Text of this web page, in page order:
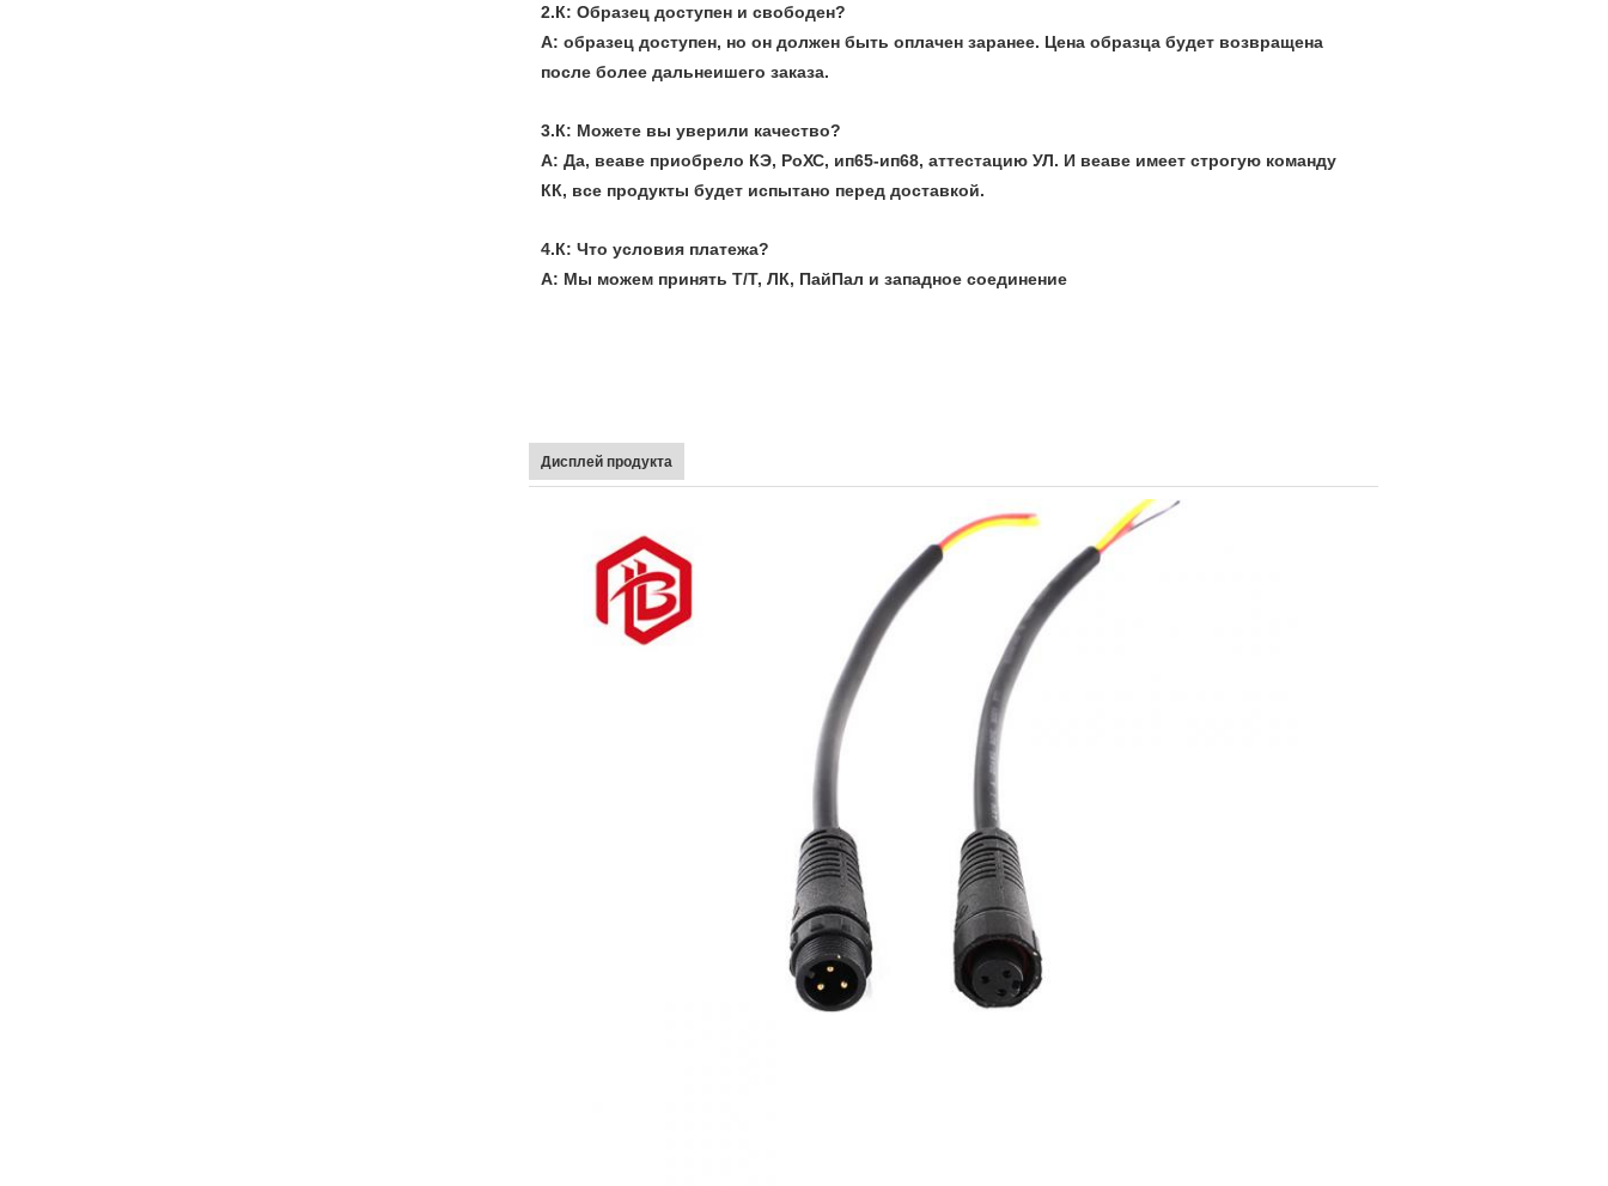
2.К: Образец доступен и свободен?
А: образец доступен, но он должен быть оплачен заранее. Цена образца будет возвращена
после более дальнеишего заказа.
3.К: Можете вы уверили качество?
А: Да, веаве приобрело КЭ, РоХС, ип65-ип68, аттестацию УЛ. И веаве имеет строгую команду
КК, все продукты будет испытано перед доставкой.
4.К: Что условия платежа?
А: Мы можем принять Т/Т, ЛК, ПайПал и западное соединение
Дисплей продукта